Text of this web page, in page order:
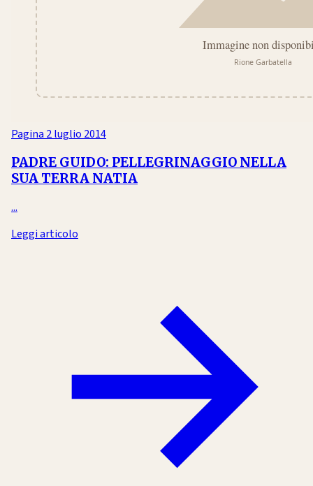
Pagina 2 luglio 2014
PADRE GUIDO: PELLEGRINAGGIO NELLA
SUA TERRA NATIA
...
Leggi articolo